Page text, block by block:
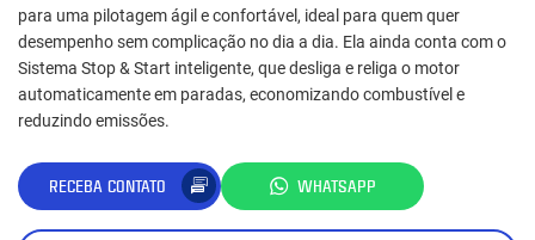
para uma pilotagem ágil e confortável, ideal para quem quer
desempenho sem complicação no dia a dia. Ela ainda conta com o
Sistema Stop & Start inteligente, que desliga e religa o motor
automaticamente em paradas, economizando combustível e
reduzindo emissões.
RECEBA CONTATO WHATSAPP